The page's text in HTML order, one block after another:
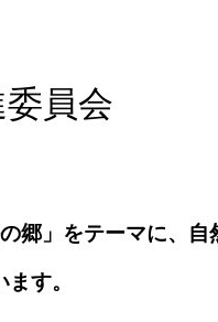
員会
」をテーマに、自
す。